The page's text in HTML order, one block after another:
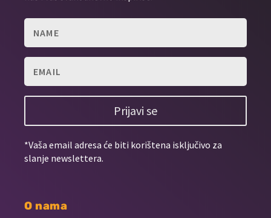
Prijavi se
*Vaša email adresa će biti korištena isključivo za
slanje newslettera.
O nama